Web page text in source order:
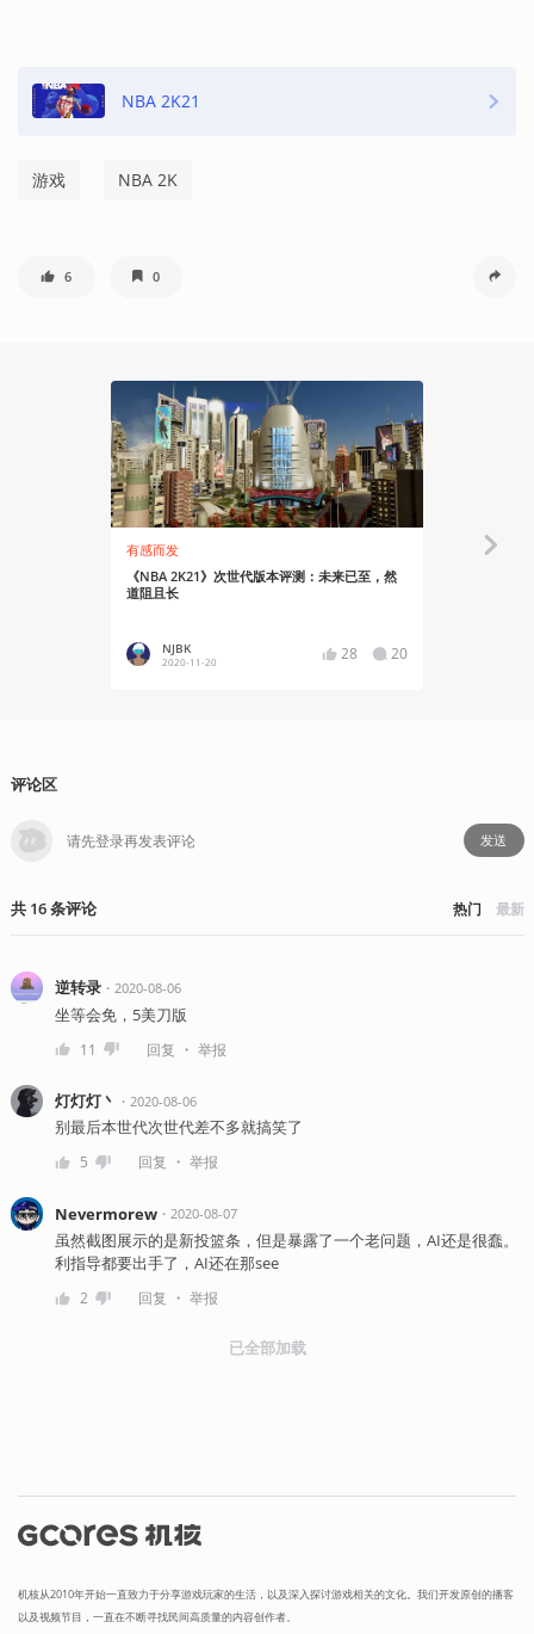
NBA 2K21
游戏 NBA 2K
6 0
有感而发
《NBA 2K21》次世代版本评测：未来已至，然
道阻且长
NJBK
2020-11-20 28 20
评论区
发送
共 16条评论 热门 最新
逆转录・ 2020-08-06
坐等会免，5美刀版
11 回复 ・ 举报
灯灯灯丶 ・ 2020-08-06
别最后本世代次世代差不多就搞笑了
5 回复 ・ 举报
Nevermorew・ 2020-08-07
虽然截图展示的是新投篮条，但是暴露了一个老问题，AI还是很蠢。
利指导都要出手了，AI还在那see
2 回复 ・ 举报
已全部加载
机核从2010年开始一直致力于分享游戏玩家的生活，以及深入探讨游戏相关的文化。我们开发原创的播客
以及视频节目，一直在不断寻找民间高质量的内容创作者。